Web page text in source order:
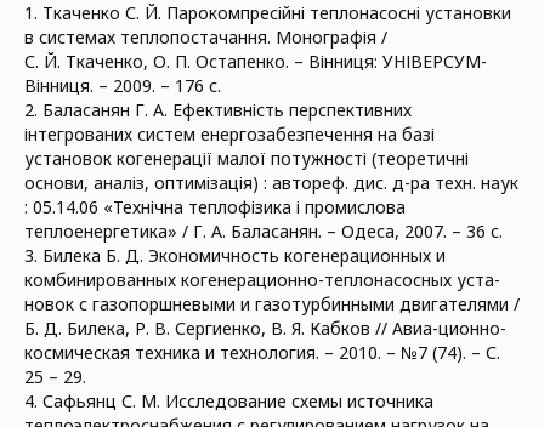
1. Ткаченко С. Й. Парокомпресійні теплонасосні установки
в системах теплопостачання. Монографія /
С. Й. Ткаченко, О. П. Остапенко. – Вінниця: УНІВЕРСУМ-
Вінниця. – 2009. – 176 с.
2. Баласанян Г. А. Ефективність перспективних
інтегрованих систем енергозабезпечення на базі
установок когенерації малої потужності (теоретичні
основи, аналіз, оптимізація) : автореф. дис. д-ра техн. наук
: 05.14.06 «Технічна теплофізика і промислова
теплоенергетика» / Г. А. Баласанян. – Одеса, 2007. – 36 с.
3. Билека Б. Д. Экономичность когенерационных и
комбинированных когенерационно-теплонасосных уста-
новок с газопоршневыми и газотурбинными двигателями /
Б. Д. Билека, Р. В. Сергиенко, В. Я. Кабков // Авиа-ционно-
космическая техника и технология. – 2010. – №7 (74). – С.
25 – 29.
4. Сафьянц С. М. Исследование схемы источника